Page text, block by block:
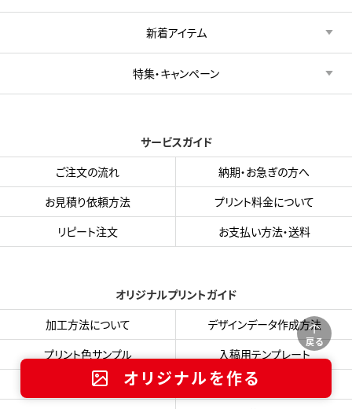
戻る
オリジナルを作る
新着アイテム
特集・キャンペーン
サービスガイド
ご注文の流れ
納期・お急ぎの方へ
お見積り依頼方法
プリント料金について
リピート注文
お支払い方法・送料
オリジナルプリントガイド
加工方法について
デザインデータ作成方法
プリント色サンプル
入稿用テンプレート
フォント・書体集
データ入稿フォーム